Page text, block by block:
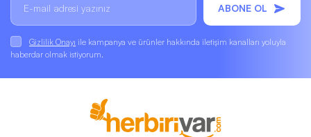
ABONE OL
Gizlilik Onayı ile kampanya ve ürünler hakkında iletişim kanalları yoluyla
haberdar olmak istiyorum.